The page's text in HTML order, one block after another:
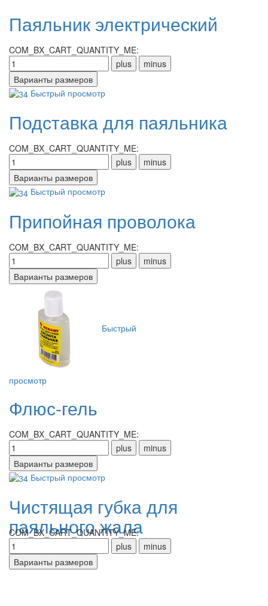
Паяльник электрический
COM_BX_CART_QUANTITY_ME:
Быстрый просмотр
Подставка для паяльника
COM_BX_CART_QUANTITY_ME:
Быстрый просмотр
Припойная проволока
COM_BX_CART_QUANTITY_ME:
Быстрый
просмотр
Флюс-гель
COM_BX_CART_QUANTITY_ME:
Быстрый просмотр
Чистящая губка для
паяльного жала
COM_BX_CART_QUANTITY_ME: